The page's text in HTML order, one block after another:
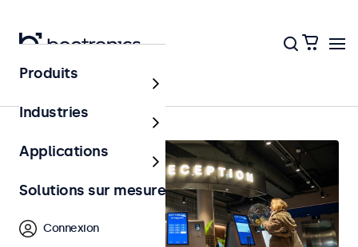
Accueil
Produits
Industries
Applications
Solutions sur mesure
Connexion